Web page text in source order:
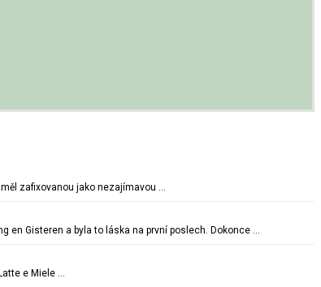
zafixovanou jako nezajímavou …
Gisteren a byla to láska na první poslech. Dokonce …
e Miele …